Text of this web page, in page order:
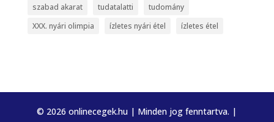
szabad akarat
tudatalatti
tudomány
XXX. nyári olimpia
ízletes nyári étel ízletes étel
© 2026 onlinecegek.hu | Minden jog fenntartva. |